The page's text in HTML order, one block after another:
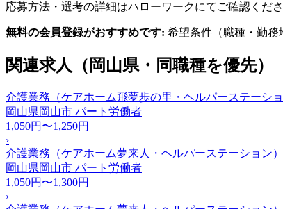
応募方法・選考の詳細はハローワークにてご確認くださ
無料の会員登録がおすすめです: 希望条件（職種・勤務
関連求人（岡山県・同職種を優先）
介護業務（ケアホーム飛夢歩の里・ヘルパーステーシ
岡山県岡山市 パート労働者
1,050円〜1,250円
›
介護業務（ケアホーム夢来人・ヘルパーステーション
岡山県岡山市 パート労働者
1,050円〜1,300円
›